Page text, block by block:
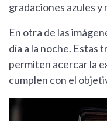
gradaciones azules
En otra de las
día a la noche. Estas
permiten acercar la
cumplen con el